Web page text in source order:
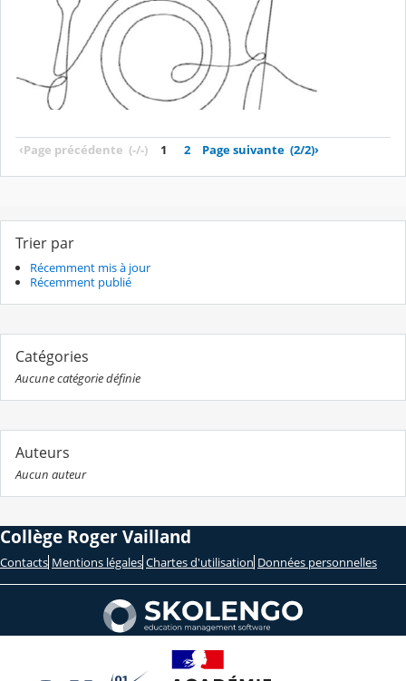
‹Page précédente (-/-) 1 2 Page suivante (2/2)›
Trier par
Récemment mis à jour
Récemment publié
Catégories
Aucune catégorie définie
Auteurs
Aucun auteur
Collège Roger Vailland
Contacts Mentions légales Chartes d'utilisation Données personnelles